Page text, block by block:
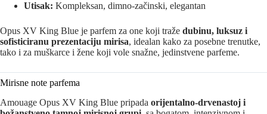
Utisak: Kompleksan, dimno‑začinski, elegantan
Opus XV King Blue je parfem za one koji traže dubinu, luksuz i
sofisticiranu prezentaciju mirisa, idealan kako za posebne trenutke,
tako i za muškarce i žene koji vole snažne, jedinstvene parfeme.
Mirisne note parfema
Amouage Opus XV King Blue pripada orijentalno-drvenastoj i